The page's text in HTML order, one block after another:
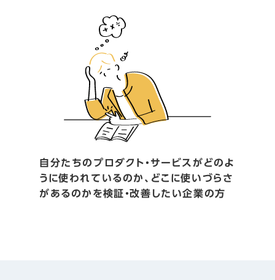
自分たちのプロダクト・サービスがどのよ
うに使われているのか、どこに使いづらさ
があるのかを検証・改善したい企業の方